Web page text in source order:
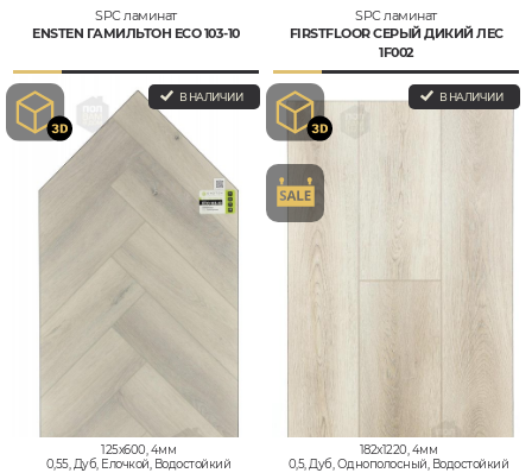
SPC ламинат
ENSTEN ГАМИЛЬТОН ECO 103-10
В НАЛИЧИИ
125x600, 4мм
0,55, Дуб, Елочкой, Водостойкий
SPC ламинат
FIRSTFLOOR СЕРЫЙ ДИКИЙ ЛЕС
1F002
В НАЛИЧИИ
182x1220, 4мм
0,5, Дуб, Однополосный, Водостойкий